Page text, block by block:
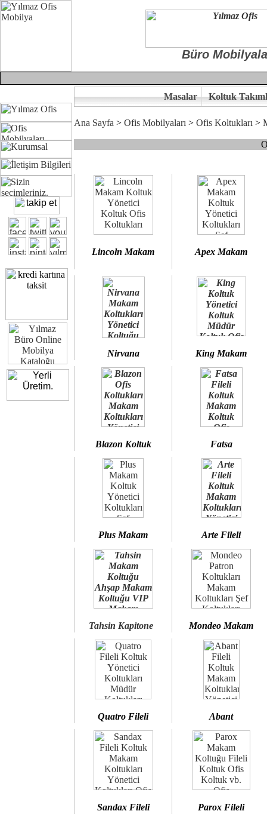
Büro
Ofisinizin dekorasyonunda ergonomi ve kaliteye önem
Çünkü sitemizde bulunan seçkin bürosit, goldsit ve modern
Size yakışan ofis koltuk tasarımına gelin birlikte karar verelim.
Kalite ve ergonomiyi arıyanların tercihi...Yılmaz Büro Mobilya
Masalar Koltuk
Ana Sayfa > Ofis Mobilyaları > Ofis Koltukları >
Lincoln Makam Apex Makam
Nirvana King Makam
Blazon Koltuk Fatsa
Plus Makam Arte Fileli
Tahsin Kapitone Mondeo Makam
Quatro Fileli Abant
Sandax Fileli Parox Fileli